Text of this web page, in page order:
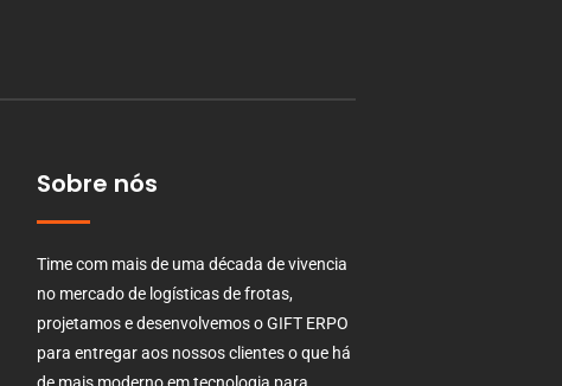
Sobre nós
Time com mais de uma década de vivencia
no mercado de logísticas de frotas,
projetamos e desenvolvemos o GIFT ERPO
para entregar aos nossos clientes o que há